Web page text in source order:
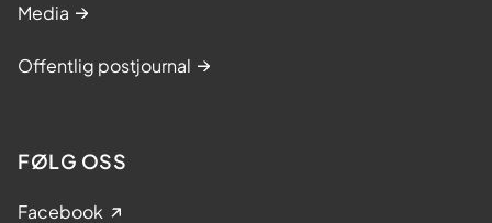
Media
Offentlig postjournal
FØLG OSS
Facebook